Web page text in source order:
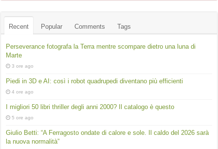
Recent Popular Comments Tags
Perseverance fotografa la Terra mentre scompare dietro una luna di
Marte
3 ore ago
Piedi in 3D e AI: così i robot quadrupedi diventano più efficienti
4 ore ago
I migliori 50 libri thriller degli anni 2000? Il catalogo è questo
5 ore ago
Giulio Betti: “A Ferragosto ondate di calore e sole. Il caldo del 2026 sarà
la nuova normalità”